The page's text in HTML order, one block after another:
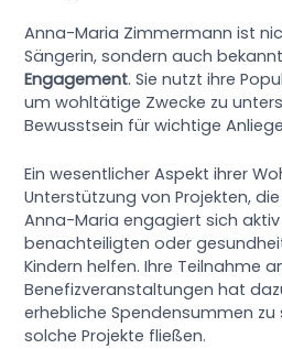
Anna-Maria Zimmermann ist
Sängerin, sondern auch
Engagement. Sie nutzt ihre
um wohltätige Zwecke zu
Bewusstsein für wichtige
Ein wesentlicher Aspekt ihrer
Unterstützung von Projekten,
Anna-Maria engagiert sich
benachteiligten oder
Kindern helfen. Ihre Teilnahme
Benefizveranstaltungen hat
erhebliche Spendensummen
solche Projekte fließen.